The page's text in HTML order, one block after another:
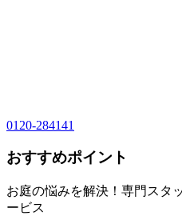
0120-284141
おすすめポイント
お庭の悩みを解決！専門スタ
ービス